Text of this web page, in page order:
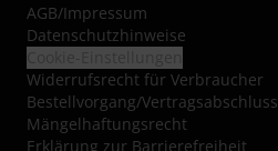
AGB/Impressum
Datenschutzhinweise
Widerrufsrecht für Verbraucher
Bestellvorgang/Vertragsabschluss
Mängelhaftungsrecht
Erklärung zur Barrierefreiheit